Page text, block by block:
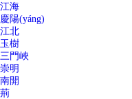
江海
慶陽(yáng)
江北
玉樹
三門峽
崇明
南開
荊